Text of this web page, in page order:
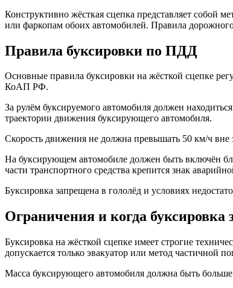
Конструктивно жёсткая сцепка представляет
или фаркопам обоих автомобилей. Правила
Правила буксировки по ПДД
Основные правила буксировки на жёсткой сцепке
КоАП РФ.
За рулём буксируемого автомобиля должен
траектории движения буксирующего автомобиля.
Скорость движения не должна превышать 50 км/ч
На буксирующем автомобиле должен быть включён
части транспортного средства крепится знак
Буксировка запрещена в гололёд и условиях
Ограничения и когда буксировка
Буксировка на жёсткой сцепке имеет строгие
допускается только эвакуатор или метод частичной
Масса буксирующего автомобиля должна быть